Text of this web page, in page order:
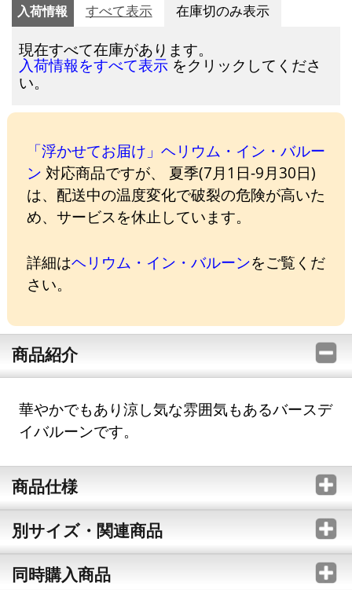
入荷情報 すべて表示 在庫切のみ表示
現在すべて在庫があります。
入荷情報をすべて表示 をクリックしてくださ
い。
「浮かせてお届け」ヘリウム・イン・バルー
ン 対応商品ですが、 夏季(7月1日-9月30日)
は、配送中の温度変化で破裂の危険が高いた
め、サービスを休止しています。
詳細はヘリウム・イン・バルーンをご覧くだ
さい。
商品紹介
華やかでもあり涼し気な雰囲気もあるバースデ
イバルーンです。
商品仕様
別サイズ・関連商品
同時購入商品